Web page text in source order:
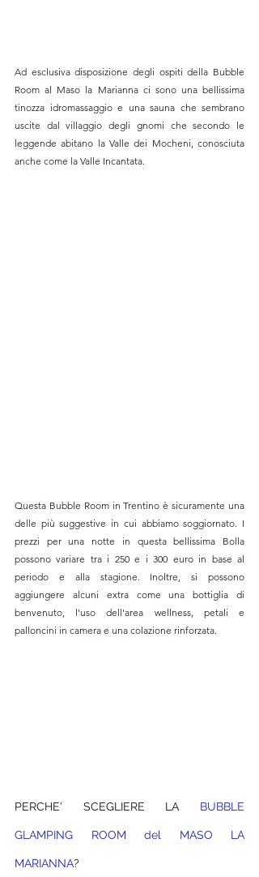
Ad esclusiva disposizione degli ospiti della Bubble
Room al Maso la Marianna ci sono una bellissima
tinozza idromassaggio e una sauna che sembrano
uscite dal villaggio degli gnomi che secondo le
leggende abitano la Valle dei Mocheni, conosciuta
anche come la Valle Incantata.
Questa Bubble Room in Trentino è sicuramente una
delle più suggestive in cui abbiamo soggiornato. I
prezzi per una notte in questa bellissima Bolla
possono variare tra i 250 e i 300 euro in base al
periodo e alla stagione. Inoltre, si possono
aggiungere alcuni extra come una bottiglia di
benvenuto, l'uso dell'area wellness, petali e
palloncini in camera e una colazione rinforzata.
PERCHE' SCEGLIERE LA BUBBLE
GLAMPING ROOM del MASO LA
MARIANNA?